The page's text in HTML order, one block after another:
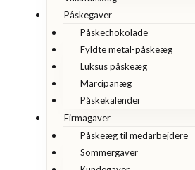
Påskegaver
Påskechokolade
Fyldte metal-påskeæg
Luksus påskeæg
Marcipanæg
Påskekalender
Firmagaver
Påskeæg til medarbejdere
Sommergaver